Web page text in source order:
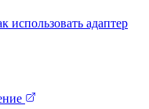
использовать адаптер